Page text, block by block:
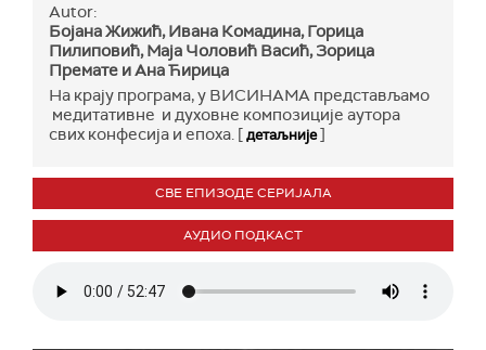
Autor:
Бојана Жижић, Ивана Комадина, Горица
Пилиповић, Маја Чоловић Васић, Зорица
Премате и Ана Ћирица
На крају програма, у ВИСИНАМА представљамо
медитативне и духовне композиције аутора
свих конфесија и епоха. [детаљније]
СВЕ ЕПИЗОДЕ СЕРИЈАЛА
АУДИО ПОДКАСТ